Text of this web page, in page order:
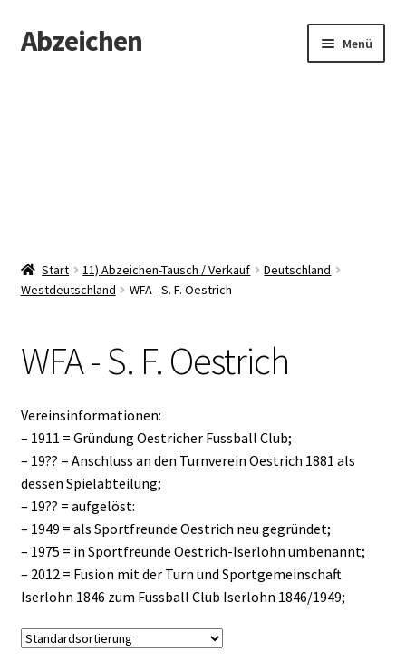
Zur
Navigation
Zum
Inhalt
Abzeichen Menü
Start 11) Abzeichen-Tausch / Verkauf
Deutschland
Westdeutschland
WFA - S. F. Oestrich
WFA - S. F. Oestrich
Vereinsinformationen:
– 1911 = Gründung Oestricher Fussball Club;
– 19?? = Anschluss an den Turnverein Oestrich 1881 als
dessen Spielabteilung;
– 19?? = aufgelöst:
– 1949 = als Sportfreunde Oestrich neu gegründet;
– 1975 = in Sportfreunde Oestrich-Iserlohn umbenannt;
– 2012 = Fusion mit der Turn und Sportgemeinschaft
Iserlohn 1846 zum Fussball Club Iserlohn 1846/1949;